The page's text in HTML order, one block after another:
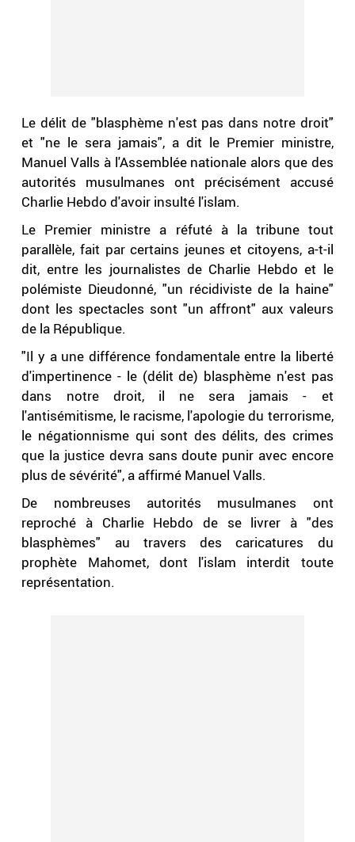
Le délit de "blasphème n'est pas dans notre droit"
et "ne le sera jamais", a dit le Premier ministre,
Manuel Valls à l'Assemblée nationale alors que des
autorités musulmanes ont précisément accusé
Charlie Hebdo d'avoir insulté l'islam.
Le Premier ministre a réfuté à la tribune tout
parallèle, fait par certains jeunes et citoyens, a-t-il
dit, entre les journalistes de Charlie Hebdo et le
polémiste Dieudonné, "un récidiviste de la haine"
dont les spectacles sont "un affront" aux valeurs
de la République.
"Il y a une différence fondamentale entre la liberté
d'impertinence - le (délit de) blasphème n'est pas
dans notre droit, il ne sera jamais - et
l'antisémitisme, le racisme, l'apologie du terrorisme,
le négationnisme qui sont des délits, des crimes
que la justice devra sans doute punir avec encore
plus de sévérité", a affirmé Manuel Valls.
De nombreuses autorités musulmanes ont
reproché à Charlie Hebdo de se livrer à "des
blasphèmes" au travers des caricatures du
prophète Mahomet, dont l'islam interdit toute
représentation.